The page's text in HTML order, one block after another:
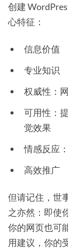
创建
心特征：
信息价值
专业知识
权威性：
可用性：
觉效果
情感反应
高效推广
但请记住，世
之亦然：即使
你的网页也可
用建议，你的